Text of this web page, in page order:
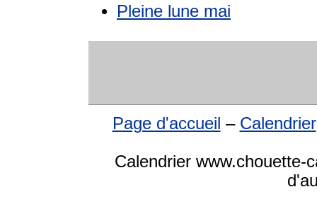
Pleine lune mai
Page d'accueil – Calendrier
Calendrier www.chouette-